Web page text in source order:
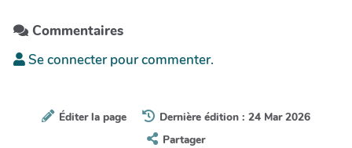
Commentaires
Se connecter pour commenter.
Éditer la page
Dernière édition : 24 Mar 2026
Partager